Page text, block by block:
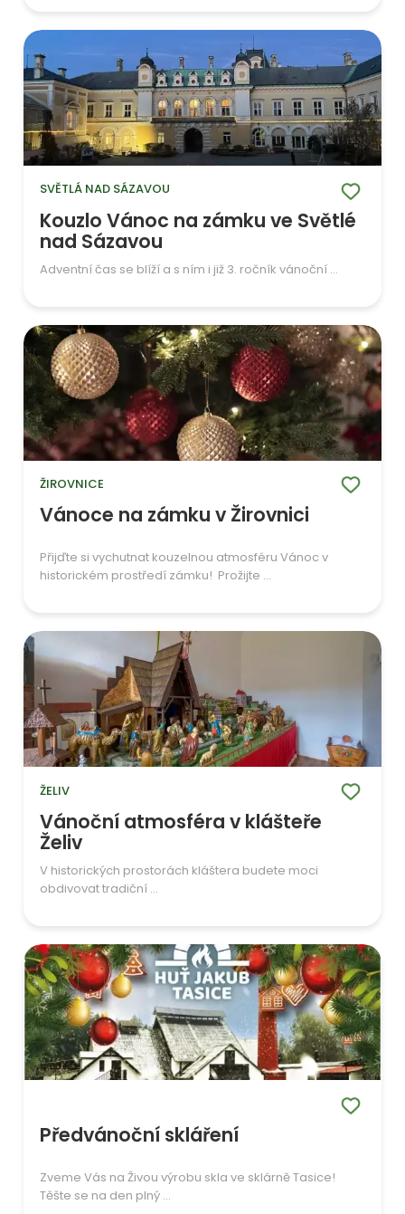
SVĚTLÁ NAD SÁZAVOU
Kouzlo Vánoc na zámku ve Světlé
nad Sázavou
Adventní čas se blíží a s ním i již 3. ročník vánoční ...
ŽIROVNICE
Vánoce na zámku v Žirovnici
Přijďte si vychutnat kouzelnou atmosféru Vánoc v
historickém prostředí zámku! Prožijte ...
ŽELIV
Vánoční atmosféra v klášteře
Želiv
V historických prostorách kláštera budete moci
obdivovat tradiční ...
Předvánoční skláření
Zveme Vás na Živou výrobu skla ve sklárně Tasice!
Těšte se na den plný ...